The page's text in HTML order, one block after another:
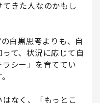
きた人なのかもし
白黒思考よりも、自
て、状況に応じて自
シー」を育ててい
なく、「もっとこ